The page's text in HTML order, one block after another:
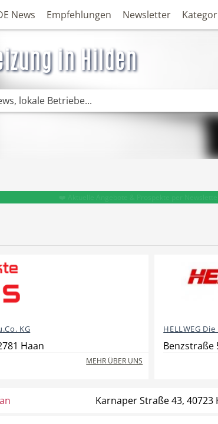
News Empfehlungen Newsletter
in Hilden
KG
Haan
MEHR ÜBER UNS
HELLWEG
Benzstraße
Karnaper Straße 43, 40723